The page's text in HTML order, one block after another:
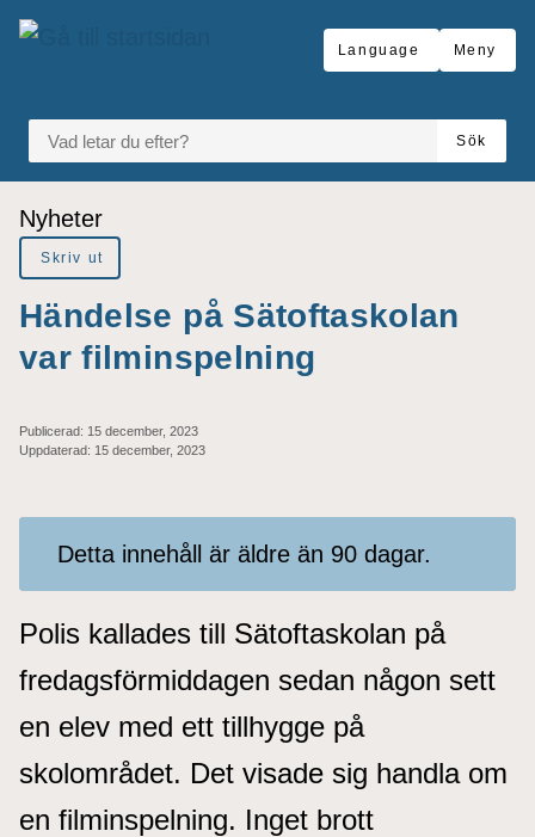
Gå till innehåll
Language Meny
VAD LETAR DU EFTER?
Sök
Du är här:
Nyheter
Skriv ut
Händelse på Sätoftaskolan
var filminspelning
Publicerad: 15 december, 2023
Uppdaterad: 15 december, 2023
Detta innehåll är äldre än 90 dagar.
Polis kallades till Sätoftaskolan på
fredagsförmiddagen sedan någon sett
en elev med ett tillhygge på
skolområdet. Det visade sig handla om
en filminspelning. Inget brott